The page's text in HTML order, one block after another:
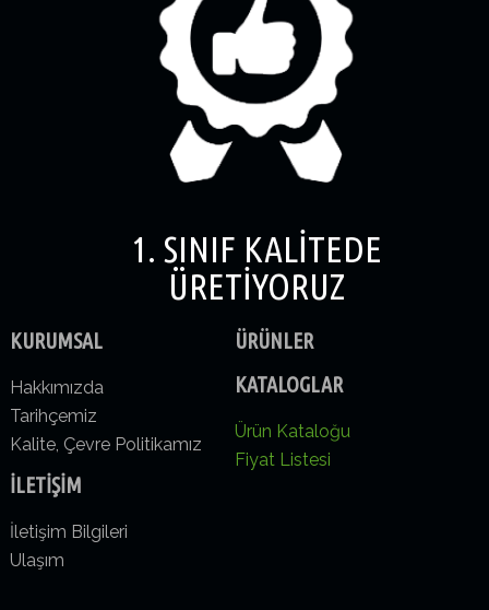
1. SINIF KALİTEDE
ÜRETİYORUZ
KURUMSAL
Hakkımızda
Tarihçemiz
Kalite, Çevre Politikamız
ÜRÜNLER
KATALOGLAR
Ürün Kataloğu
Fiyat Listesi
İLETİŞİM
İletişim Bilgileri
Ulaşım